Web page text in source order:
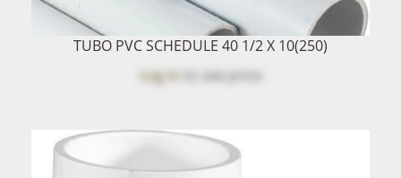
TUBO PVC SCHEDULE 40 1/2 X 10(250)
Log into see price